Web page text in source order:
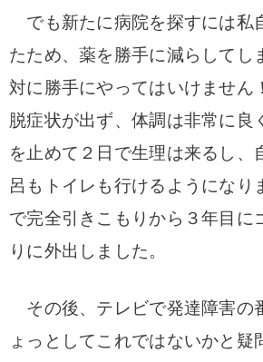
でも新たに病院を探すには私
たため、薬を勝手に減らして
対に勝手にやってはいけません
脱症状が出ず、体調は非常に良
を止めて２日で生理は来るし、
呂もトイレも行けるようになり
で完全引きこもりから３年目に
りに外出しました。
その後、テレビで発達障害の
ょっとしてこれではないかと疑